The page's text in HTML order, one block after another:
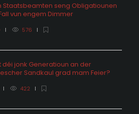
Staatsbeamten seng Obligatiounen
vun engem Dimmer
576
déi jonk Generatioun an der
Sandkaul grad mam Feier?
422